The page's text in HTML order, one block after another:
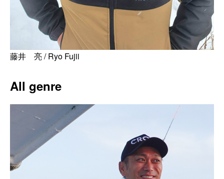
藤井 亮 / Ryo Fujii
All genre